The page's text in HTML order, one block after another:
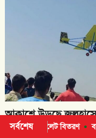
সর্বশেষবাংলাদেশের
আকাশে উড়ছে